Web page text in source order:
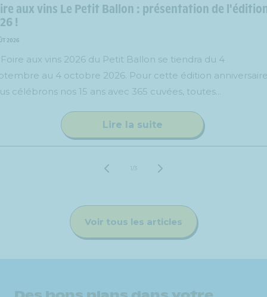
aux vins Le Petit Ballon : présentation de
!
2026
aux vins 2026 du Petit Ballon se tiendra du 4
au 4 octobre 2026. Pour cette édition
célébrons nos 15 ans avec 365 cuvées, toutes...
Lire la suite
1 /de
3
Voir tous les articles